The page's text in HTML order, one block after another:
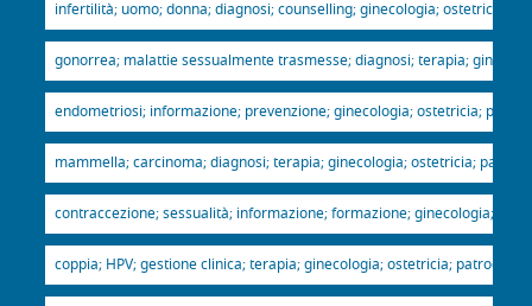
infertilità; uomo; donna; diagnosi; counselling; ginecologia; ostetricia;
gonorrea; malattie sessualmente trasmesse; diagnosi; terapia;
endometriosi; informazione; prevenzione; ginecologia; ostetricia;
mammella; carcinoma; diagnosi; terapia; ginecologia; ostetricia;
contraccezione; sessualità; informazione; formazione; ginecologia;
coppia; HPV; gestione clinica; terapia; ginecologia; ostetricia;